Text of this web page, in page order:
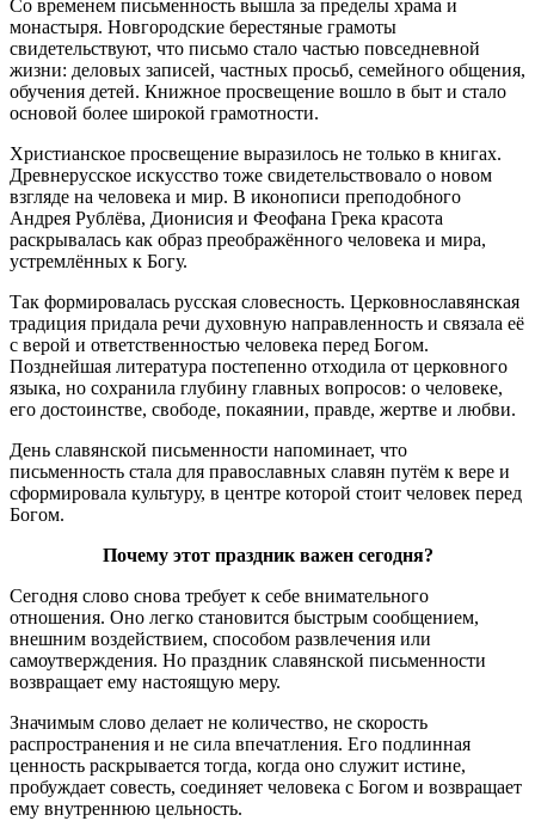
Со временем письменность вышла за пределы храма и
монастыря. Новгородские берестяные грамоты
свидетельствуют, что письмо стало частью повседневной
жизни: деловых записей, частных просьб, семейного общения,
обучения детей. Книжное просвещение вошло в быт и стало
основой более широкой грамотности.
Христианское просвещение выразилось не только в книгах.
Древнерусское искусство тоже свидетельствовало о новом
взгляде на человека и мир. В иконописи преподобного
Андрея Рублёва, Дионисия и Феофана Грека красота
раскрывалась как образ преображённого человека и мира,
устремлённых к Богу.
Так формировалась русская словесность. Церковнославянская
традиция придала речи духовную направленность и связала её
с верой и ответственностью человека перед Богом.
Позднейшая литература постепенно отходила от церковного
языка, но сохранила глубину главных вопросов: о человеке,
его достоинстве, свободе, покаянии, правде, жертве и любви.
День славянской письменности напоминает, что
письменность стала для православных славян путём к вере и
сформировала культуру, в центре которой стоит человек перед
Богом.
Почему этот праздник важен сегодня?
Сегодня слово снова требует к себе внимательного
отношения. Оно легко становится быстрым сообщением,
внешним воздействием, способом развлечения или
самоутверждения. Но праздник славянской письменности
возвращает ему настоящую меру.
Значимым слово делает не количество, не скорость
распространения и не сила впечатления. Его подлинная
ценность раскрывается тогда, когда оно служит истине,
пробуждает совесть, соединяет человека с Богом и возвращает
ему внутреннюю цельность.